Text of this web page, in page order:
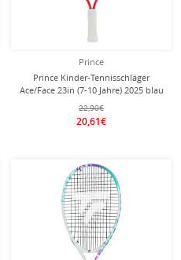
Prince
Prince Kinder-Tennisschläger
Ace/Face 23in (7-10 Jahre) 2025 blau
- besaitet -
22,90€
20,61€